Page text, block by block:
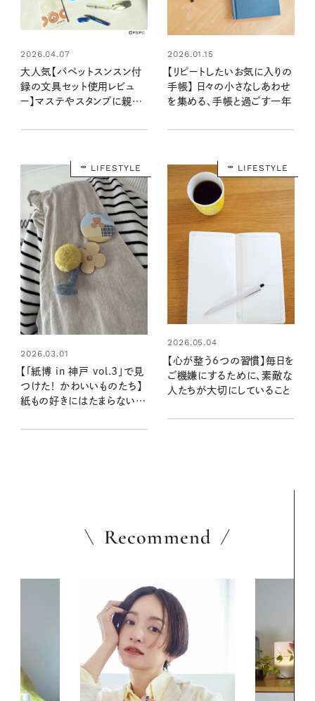
2026.04.07
大人気【パペットスンスン付
録の文具セット使用レビュ
ー】マステやスタンプに親子
使ってかわいい！
2026.01.15
【リピートしたいお気に入りの
手帳】 日々の小さなしあわせ
を集める、手帳と過ごす一年
LIFESTYLE
2026.03.01
【「紙博 in 神戸 vol.3」で見
つけた！ かわいいものたち】
紙もの好きにはたまらない！
つかる大人気イベント参加レ
LIFESTYLE
2026.05.04
【心が整う6つの習慣】毎日を
ご機嫌にするために、素敵な
人たちが大切にしていること
Recommend